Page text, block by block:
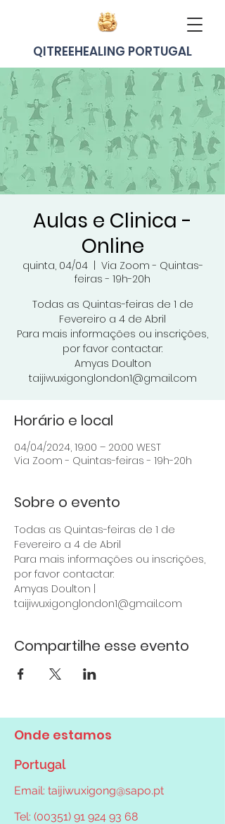
QITREEHEALING PORTUGAL
Aulas e Clinica -
Online
quinta, 04/04
  |
Via Zoom - Quintas-
feiras - 19h-20h
Todas as Quintas-feiras de 1 de
Fevereiro a 4 de Abril
Para mais informações ou inscrições,
por favor contactar:
Amyas Doulton
taijiwuxigonglondon1@gmail.com
Horário e local
04/04/2024, 19:00 – 20:00 WEST
Via Zoom - Quintas-feiras - 19h-20h
Sobre o evento
Todas as Quintas-feiras de 1 de
Fevereiro a 4 de Abril
Para mais informações ou inscrições,
por favor contactar:
Amyas Doulton |
taijiwuxigonglondon1@gmail.com
Compartilhe esse evento
Onde estamos
Portugal
Email: taijiwuxigong@sapo.pt
Tel: (00351) 91 924 93 68